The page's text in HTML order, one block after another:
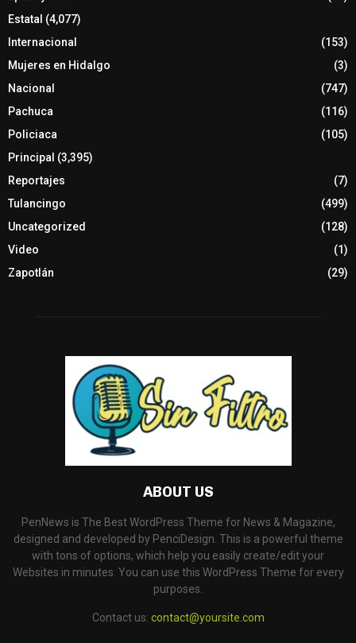
Estatal (4,077)
Internacional
(153)
Mujeres en Hidalgo
(3)
Nacional
(747)
Pachuca
(116)
Policiaca
(105)
Principal (3,395)
Reportajes
(7)
Tulancingo
(499)
Uncategorized
(128)
Video
(1)
Zapotlán
(29)
ABOUT US
PenNews is The Best WordPress Theme for News & Magazine,
designed and developed by PenciDesign. This is a powerful theme
with tons of options, which help you easily create/edit your
Websites in minutes. You can use this WordPress Theme for every
purposes.
Contact us: contact@yoursite.com